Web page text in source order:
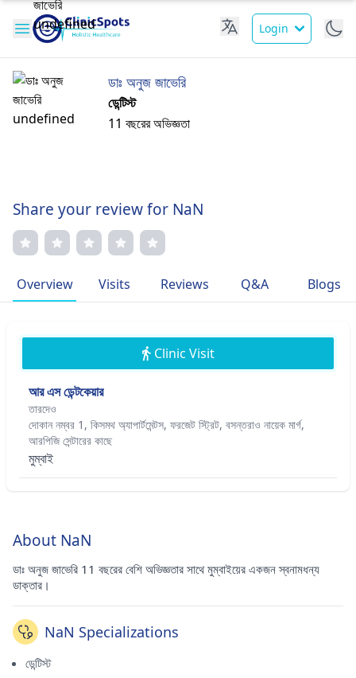
Login
ডাঃ অনুজ জাভেরি
ডেন্টিস্ট
11 বছরের অভিজ্ঞতা
Share your review for NaN
Overview Visits Reviews Q&A Blogs
Clinic Visit
আর এস ডেন্টকেয়ার
তারদেও
দোকান নম্বর 1, কিসমথ অ্যাপার্টমেন্টস, ফরজেট স্ট্রিট, বসন্তরাও নায়েক মার্গ,
আরপিজি সেন্টারের কাছে
মুম্বাই
About NaN
ডাঃ অনুজ জাভেরি 11 বছরের বেশি অভিজ্ঞতার সাথে মুম্বাইয়ের একজন স্বনামধন্য
ডাক্তার।
NaN Specializations
ডেন্টিস্ট